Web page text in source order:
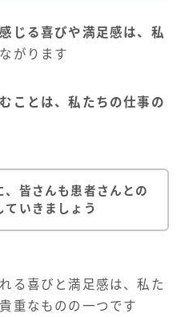
じる喜びや満足感は、私
がります
ことは、私たちの仕事の
、皆さんも患者さんとの
ていきましょう
る喜びと満足感は、私た
重なものの一つです